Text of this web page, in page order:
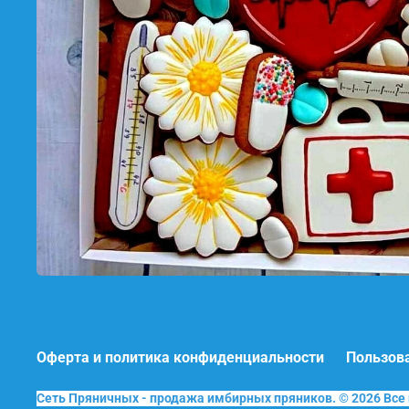
Оферта и политика конфиденциальности
Сеть Пряничных - продажа имбирных пряников. © 2026